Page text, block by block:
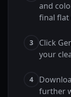
and
final flat
3
Click
your
4
further